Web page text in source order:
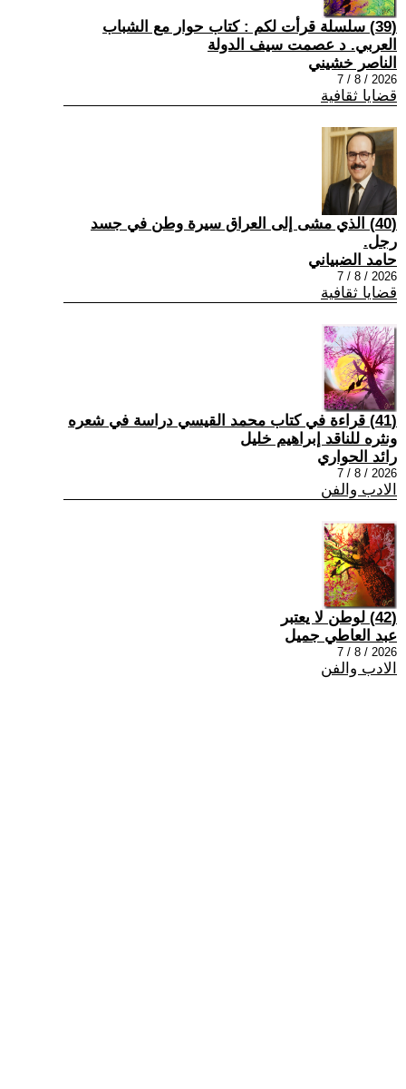
(39) سلسلة قرأت لكم : كتاب حوار مع الشباب
العربي. د عصمت سيف الدولة
الناصر خشيني
2026 / 8 / 7
قضايا ثقافية
(40) الذي مشى إلى العراق سيرة وطن في جسد
رجل.
حامد الضبياني
2026 / 8 / 7
قضايا ثقافية
(41) قراءة في كتاب محمد القيسي دراسة في شعره
ونثره للناقد إبراهيم خليل
رائد الحواري
2026 / 8 / 7
الادب والفن
(42) لوطن لا يعتبر
عبد العاطي جميل
2026 / 8 / 7
الادب والفن